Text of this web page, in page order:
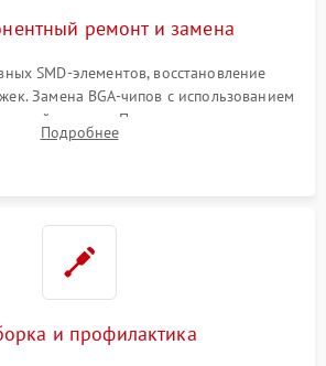
ремонт и замена
SMD-элементов, восстановление
Замена BGA-чипов с использованием
станции. Прошивка микросхемы
поврежденных портов USB
Подробнее
и профилактика